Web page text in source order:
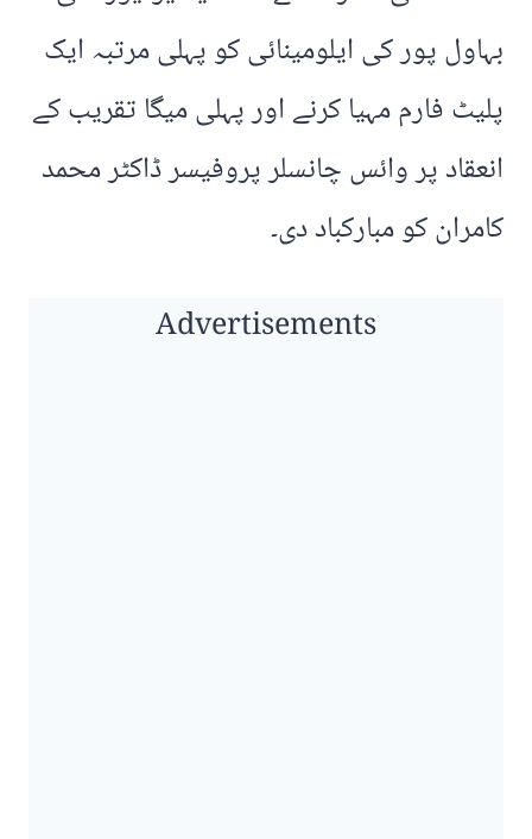
بہاول پور کی ایلومینائی کو پہلی مرتبہ ایک
پلیٹ فارم مہیا کرنے اور پہلی میگا تقریب کے
انعقاد پر وائس چانسلر پروفیسر ڈاکٹر محمد
کامران کو مبارکباد دی۔
Advertisements